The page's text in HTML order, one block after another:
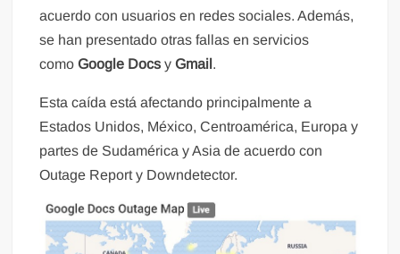
acuerdo con usuarios en redes sociales. Además,
se han presentado otras fallas en servicios
comoGoogle DocsyGmail .
Esta caída está afectando principalmente a
Estados Unidos, México, Centroamérica, Europa y
partes de Sudamérica y Asia de acuerdo con
Outage Report y Downdetector.